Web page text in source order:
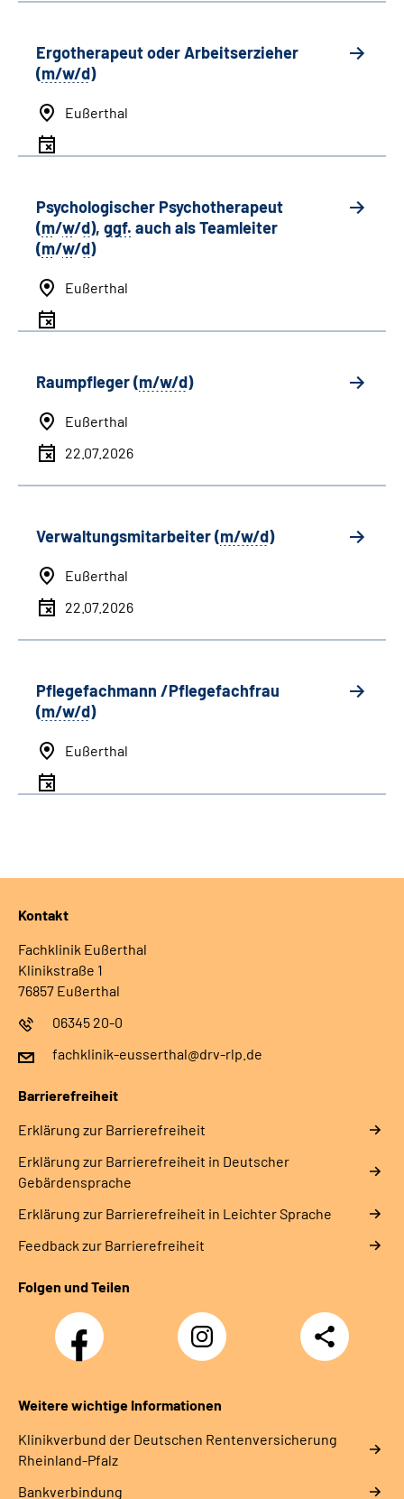
Ergotherapeut oder Arbeitserzieher
(m/w/d)
Eußerthal
Psychologischer Psychotherapeut
(m/w/d), ggf. auch alsTeamleiter
(m/w/d)
Eußerthal
Raumpfleger (m/w/d)
Eußerthal
22.07.2026
Verwaltungsmitarbeiter (m/w/d)
Eußerthal
22.07.2026
Pflegefachmann /Pflegefachfrau
(m/w/d)
Eußerthal
Kontakt
Fachklinik Eußerthal
Klinikstraße 1
76857 Eußerthal
06345 20-0
fachklinik-eusserthal@drv-rlp.de
Barrierefreiheit
Erklärung zur Barrierefreiheit
Erklärung zur Barrierefreiheit in Deutscher
Gebärdensprache
Erklärung zur Barrierefreiheit in Leichter Sprache
Feedback zur Barrierefreiheit
Folgen und Teilen
Facebook
Instagram
DRV
Nachwuchskräfte
Teilen
Weitere wichtige Informationen
Klinikverbund der Deutschen Rentenversicherung
Rheinland-Pfalz
Bankverbindung